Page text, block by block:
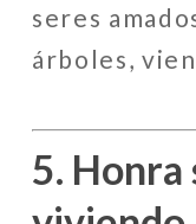
seres
árboles,
5. Honra